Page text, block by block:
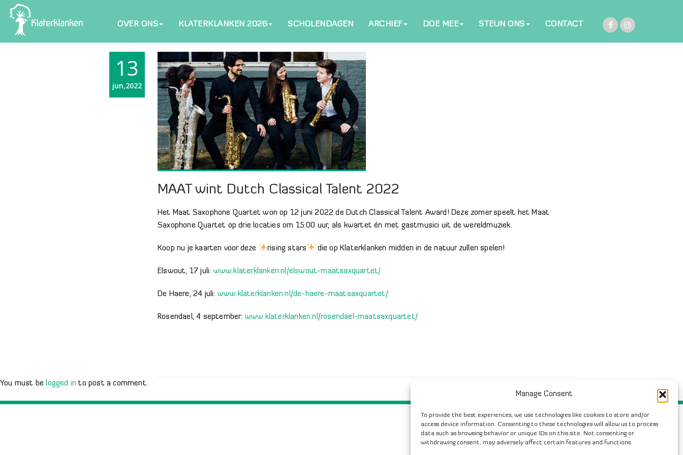
Manage Consent
To provide the best experiences, we use technologies like cookies to store and/or
access device information. Consenting to these technologies will allow us to process
data such as browsing behavior or unique IDs on this site. Not consenting or
withdrawing consent, may adversely affect certain features and functions.
OVER ONS KLATERKLANKEN 2026 SCHOLENDAGEN ARCHIEF DOE MEE STEUN ONS CONTACT
13
jun,2022
MAAT wint Dutch Classical Talent 2022
Het Maat Saxophone Quartet won op 12 juni 2022 de Dutch Classical Talent Award! Deze zomer speelt het Maat
Saxophone Quartet op drie locaties om 15:00 uur, als kwartet én met gastmusici uit de wereldmuziek.
Koop nu je kaarten voor deze rising stars die op Klaterklanken midden in de natuur zullen spelen!
Elswout, 17 juli: www.klaterklanken.nl/elswout-maatsaxquartet/
De Haere, 24 juli: www.klaterklanken.nl/de-haere-maatsaxquartet/
Rosendael, 4 september: www.klaterklanken.nl/rosendael-maatsaxquartet/
You must belogged in to post a comment.